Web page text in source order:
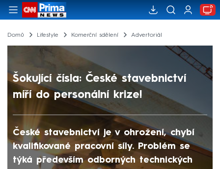
Domů Lifestyle Komerční sdělení Advertoriál
Šokující čísla: České stavebnictví
míří do personální krize!
České stavebnictví je v ohrožení, chybí
kvalifikované pracovní síly. Problém se
týká především odborných technických